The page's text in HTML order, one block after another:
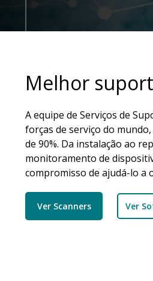
Melhor
A equipe de Serviços de
forças de serviço do
de 90%. Da instalação ao
monitoramento de
compromisso de ajudá-lo a
Ver Scanners Ver